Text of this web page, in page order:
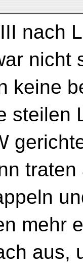
nach
nicht
keine
steilen
traten
mehr
aus,